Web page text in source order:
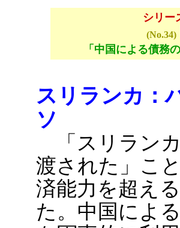
シリ
(No.34)
「中国による債
スリランカ：
ソ
「スリラン
渡された」こ
済能力を超え
た。中国によ